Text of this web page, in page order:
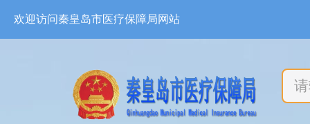
欢迎访问秦皇岛市医疗保障局网站